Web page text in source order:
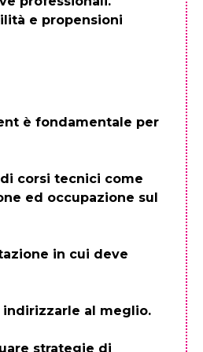
e propensioni
è fondamentale per
corsi tecnici come
ed occupazione sul
in cui deve
indirizzarle al meglio.
strategie di